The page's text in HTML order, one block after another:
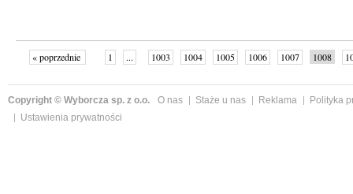
« poprzednie 1 ... 1003 1004 1005 1006 1007 1008
Copyright © Wyborcza sp. z o.o. O nas Staże u nas Reklama
Polityka
Ustawienia prywatności